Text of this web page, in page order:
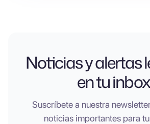
Noticias y alertas
en tu
Suscríbete a nuestra
noticias importantes para